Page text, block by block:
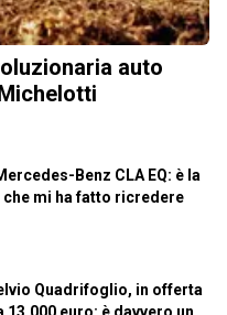
auto
Benz CLA EQ: è la
mi ha fatto ricredere
Quadrifoglio, in offerta